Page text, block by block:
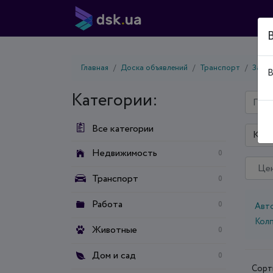
Главная Доска объявлений Транспорт
Категории:
Все категории
Недвижимость
0
Транспорт 0
Работа 0
Животные 0
Дом и сад 0